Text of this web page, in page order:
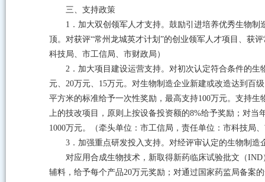
三、支持政策
1．加大双创领军人才支持。鼓励引进培养优秀生物
顶。对获评“常州龙城英才计划”的创业领军人才项目、获
科技局、市工信局、市财政局）
2．加大项目建设运营支持。对初次认定符合条件的
元、20万元、15万元。对生物制造企业新建或改造达到百
平方米的标准给予一次性奖励，最高支持100万元。支持
上的技改项目，原则上按设备投资额的8%给予奖励；对
1000万元。（牵头单位：市工信局，责任单位：市科技局
3．加强重点研发投入支持。对经评审认定的生物制
对应用合成生物技术，新取得新药临床试验批文（
辅料，给予每个产品20万元奖励；对通过国家药监局备案